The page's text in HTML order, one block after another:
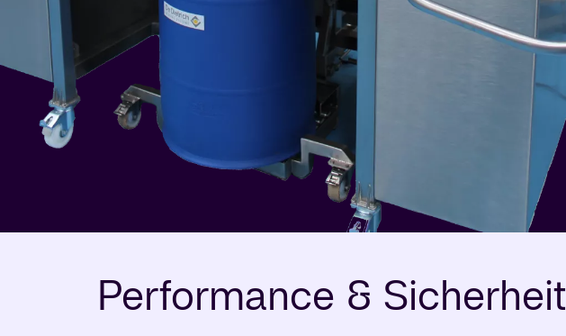
Performance & Sicherheit